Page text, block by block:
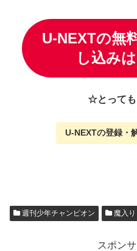
U-NEXTの無
し込み
☆とって
U-NEXTの登録・
週刊少年チャンピオン 魔入り
スポン